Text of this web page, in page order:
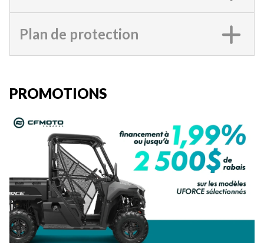
Plan de protection
PROMOTIONS